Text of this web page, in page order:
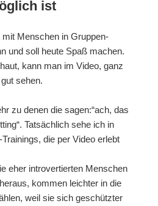
ist
Menschen in Gruppen-
und soll heute Spaß machen.
kann man im Video, ganz
sehen.
zu denen die sagen:“ach, das
Tatsächlich sehe ich in
die per Video erlebt
eher introvertierten Menschen
kommen leichter in die
weil sie sich geschützter